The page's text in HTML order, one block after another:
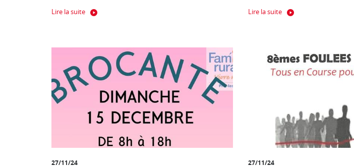
Lire la suite Lire la suite
27/11/24 27/11/24